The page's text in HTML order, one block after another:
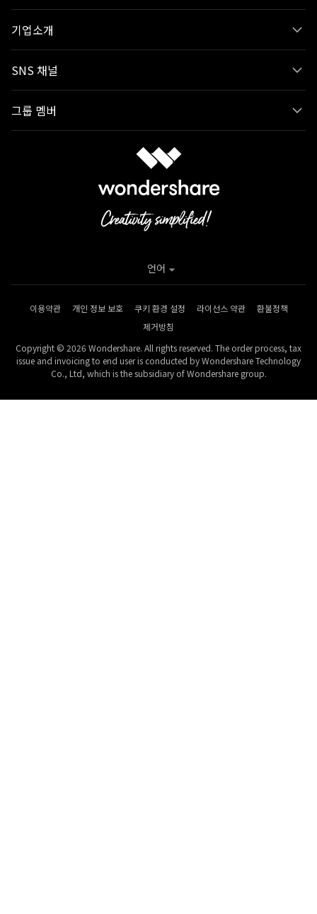
기업소개
SNS 채널
그룹 멤버
이용약관 개인 정보 보호 쿠키 환경 설정 라이선스 약관
환불정책
제거방침
Copyright © 2026 Wondershare. All rights reserved. The order process, tax
issue and invoicing to end user is conducted by Wondershare Technology
Co., Ltd, which is the subsidiary of Wondershare group.
언어